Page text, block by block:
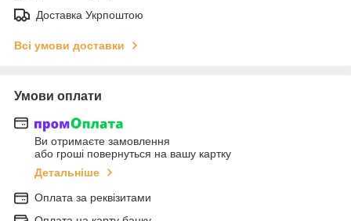
Доставка Укрпоштою
Всі умови доставки
Умови оплати
Ви отримаєте замовлення
або гроші повернуться на вашу картку
Детальніше
Оплата за реквізитами